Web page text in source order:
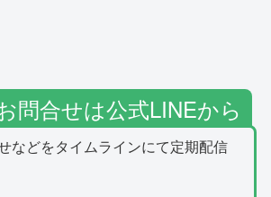
問合せは公式LINEから
などをタイムラインにて定期配信